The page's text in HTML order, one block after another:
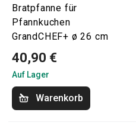
Bratpfanne für
Pfannkuchen
GrandCHEF+ ø 26 cm
40,90 €
Auf Lager
Warenkorb